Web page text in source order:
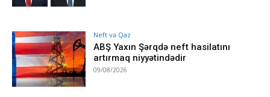
Neft və Qaz
ABŞ Yaxın Şərqdə neft hasilatını
artırmaq niyyətindədir
09/08/2026